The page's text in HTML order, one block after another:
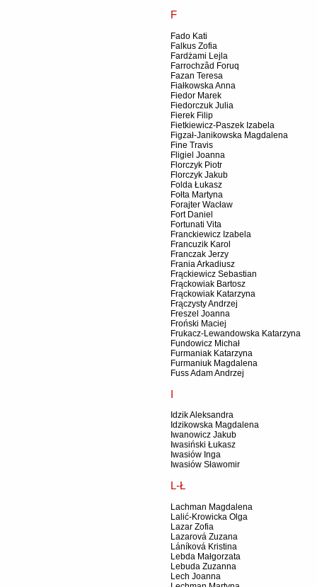
F
Fado Kati
Falkus Zofia
Fardżami Lejla
Farrochzâd Foruq
Fazan Teresa
Fiałkowska Anna
Fiedor Marek
Fiedorczuk Julia
Fierek Filip
Fietkiewicz-Paszek Izabela
Figzał-Janikowska Magdalena
Fine Travis
Fligiel Joanna
Florczyk Piotr
Florczyk Jakub
Folda Łukasz
Fołta Martyna
Forajter Wacław
Fort Daniel
Fortunati Vita
Franckiewicz Izabela
Francuzik Karol
Franczak Jerzy
Frania Arkadiusz
Frąckiewicz Sebastian
Frąckowiak Bartosz
Frąckowiak Katarzyna
Frączysty Andrzej
Freszel Joanna
Froński Maciej
Frukacz-Lewandowska Katarzyna
Fundowicz Michał
Furmaniak Katarzyna
Furmaniuk Magdalena
Fuss Adam Andrzej
I
Idzik Aleksandra
Idzikowska Magdalena
Iwanowicz Jakub
Iwasiński Łukasz
Iwasiów Inga
Iwasiów Sławomir
L-Ł
Lachman Magdalena
Lalić-Krowicka Olga
Lazar Zofia
Lazarová Zuzana
Láníková Kristina
Lebda Małgorzata
Lebuda Zuzanna
Lech Joanna